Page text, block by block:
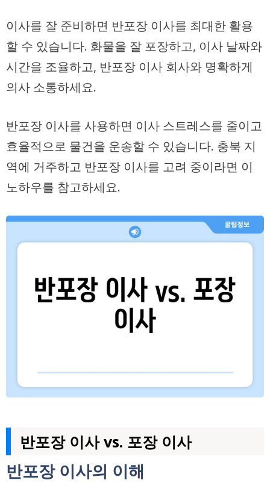
이사를 잘 준비하면 반포장 이사를 최대한 활용
할 수 있습니다. 화물을 잘 포장하고, 이사 날짜와
시간을 조율하고, 반포장 이사 회사와 명확하게
의사 소통하세요.
반포장 이사를 사용하면 이사 스트레스를 줄이고
효율적으로 물건을 운송할 수 있습니다. 충북 지
역에 거주하고 반포장 이사를 고려 중이라면 이
노하우를 참고하세요.
반포장 이사 vs. 포장 이사
반포장 이사의 이해